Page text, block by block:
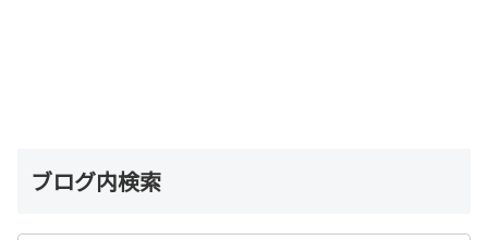
ブログ内検索